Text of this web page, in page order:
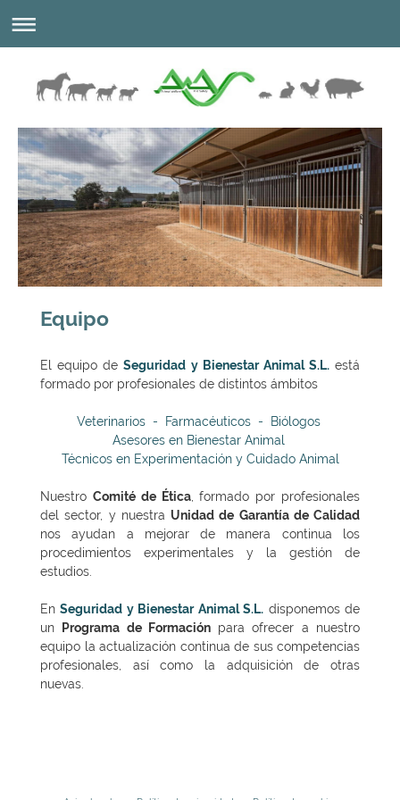
Equipo
El equipo de Seguridad y Bienestar Animal S.L. está
formado por profesionales de distintos ámbitos
Veterinarios - Farmacéuticos - Biólogos
Asesores en Bienestar Animal
Técnicos en Experimentación y Cuidado Animal
Nuestro Comité de Ética, formado por profesionales
del sector, y nuestra Unidad de Garantía de Calidad
nos ayudan a mejorar de manera continua los
procedimientos experimentales y la gestión de
estudios.
En Seguridad y Bienestar Animal S.L. disponemos de
un
Programa de Formaciónpara ofrecer a nuestro
equipo la actualización continua de sus competencias
profesionales, así como la adquisición de otras
nuevas.